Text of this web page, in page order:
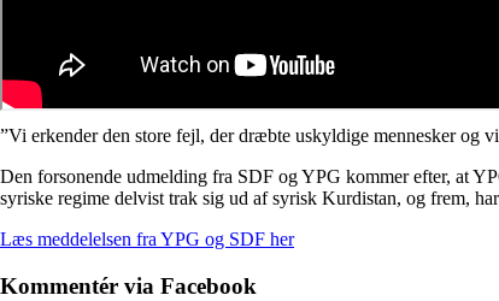
”Vi erkender den store fejl, der dræbte uskyldige mennesker og
Den forsonende udmelding fra SDF og YPG kommer efter, at
syriske regime delvist trak sig ud af syrisk Kurdistan, og frem,
Læs meddelelsen fra YPG og SDF her
Kommentér via Facebook